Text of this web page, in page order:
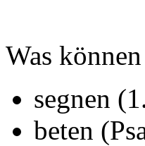
Was
segnen
beten